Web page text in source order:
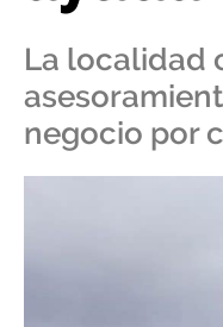
La localidad
negocio por